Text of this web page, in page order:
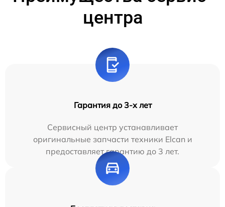
центра
Гарантия до 3-х лет
Сервисный центр устанавливает
оригинальные запчасти техники Elcan и
предоставляет гарантию до 3 лет.